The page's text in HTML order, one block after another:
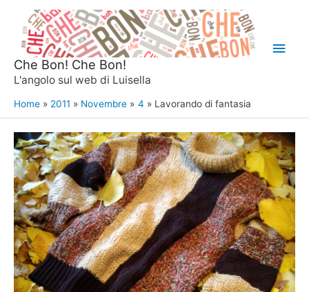
contenuto
Che Bon! Che Bon!
L'angolo sul web di Luisella
Home 2011 Novembre 4 Lavorando di fantasia